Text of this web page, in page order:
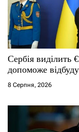
Сербія виділить
допоможе
8 Серпня, 2026